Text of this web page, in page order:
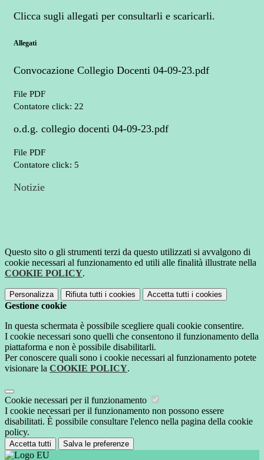
Clicca sugli allegati per consultarli e scaricarli.
Allegati
Convocazione Collegio Docenti 04-09-23.pdf
File PDF
Contatore click: 22
o.d.g. collegio docenti 04-09-23.pdf
File PDF
Contatore click: 5
Notizie
Questo sito o gli strumenti terzi da questo utilizzati si avvalgono di
cookie necessari al funzionamento ed utili alle finalità illustrate nella
COOKIE POLICY.
Personalizza Rifiuta tutti i cookies Accetta tutti i cookies
Gestione cookie
In questa schermata è possibile scegliere quali cookie consentire.
I cookie necessari sono quelli che consentono il funzionamento della
piattaforma e non è possibile disabilitarli.
Per conoscere quali sono i cookie necessari al funzionamento potete
visionare la COOKIE POLICY.
Cookie necessari per il funzionamento
I cookie necessari per il funzionamento non possono essere
disabilitati. È possibile consultare l'elenco nella pagina della cookie
policy.
Accetta tutti Salva le preferenze